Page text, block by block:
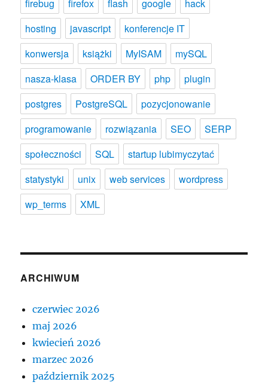
firebug firefox flash google
hack
hosting
javascript
konferencje IT
konwersja
książki MyISAM
mySQL
nasza-klasa
ORDER BY php
plugin
postgres
PostgreSQL
pozycjonowanie
programowanie
rozwiązania SEO
SERP
społeczności
SQL
startup lubimyczytać
statystyki
unix web services
wordpress
wp_terms
XML
ARCHIWUM
czerwiec 2026
maj 2026
kwiecień 2026
marzec 2026
październik 2025